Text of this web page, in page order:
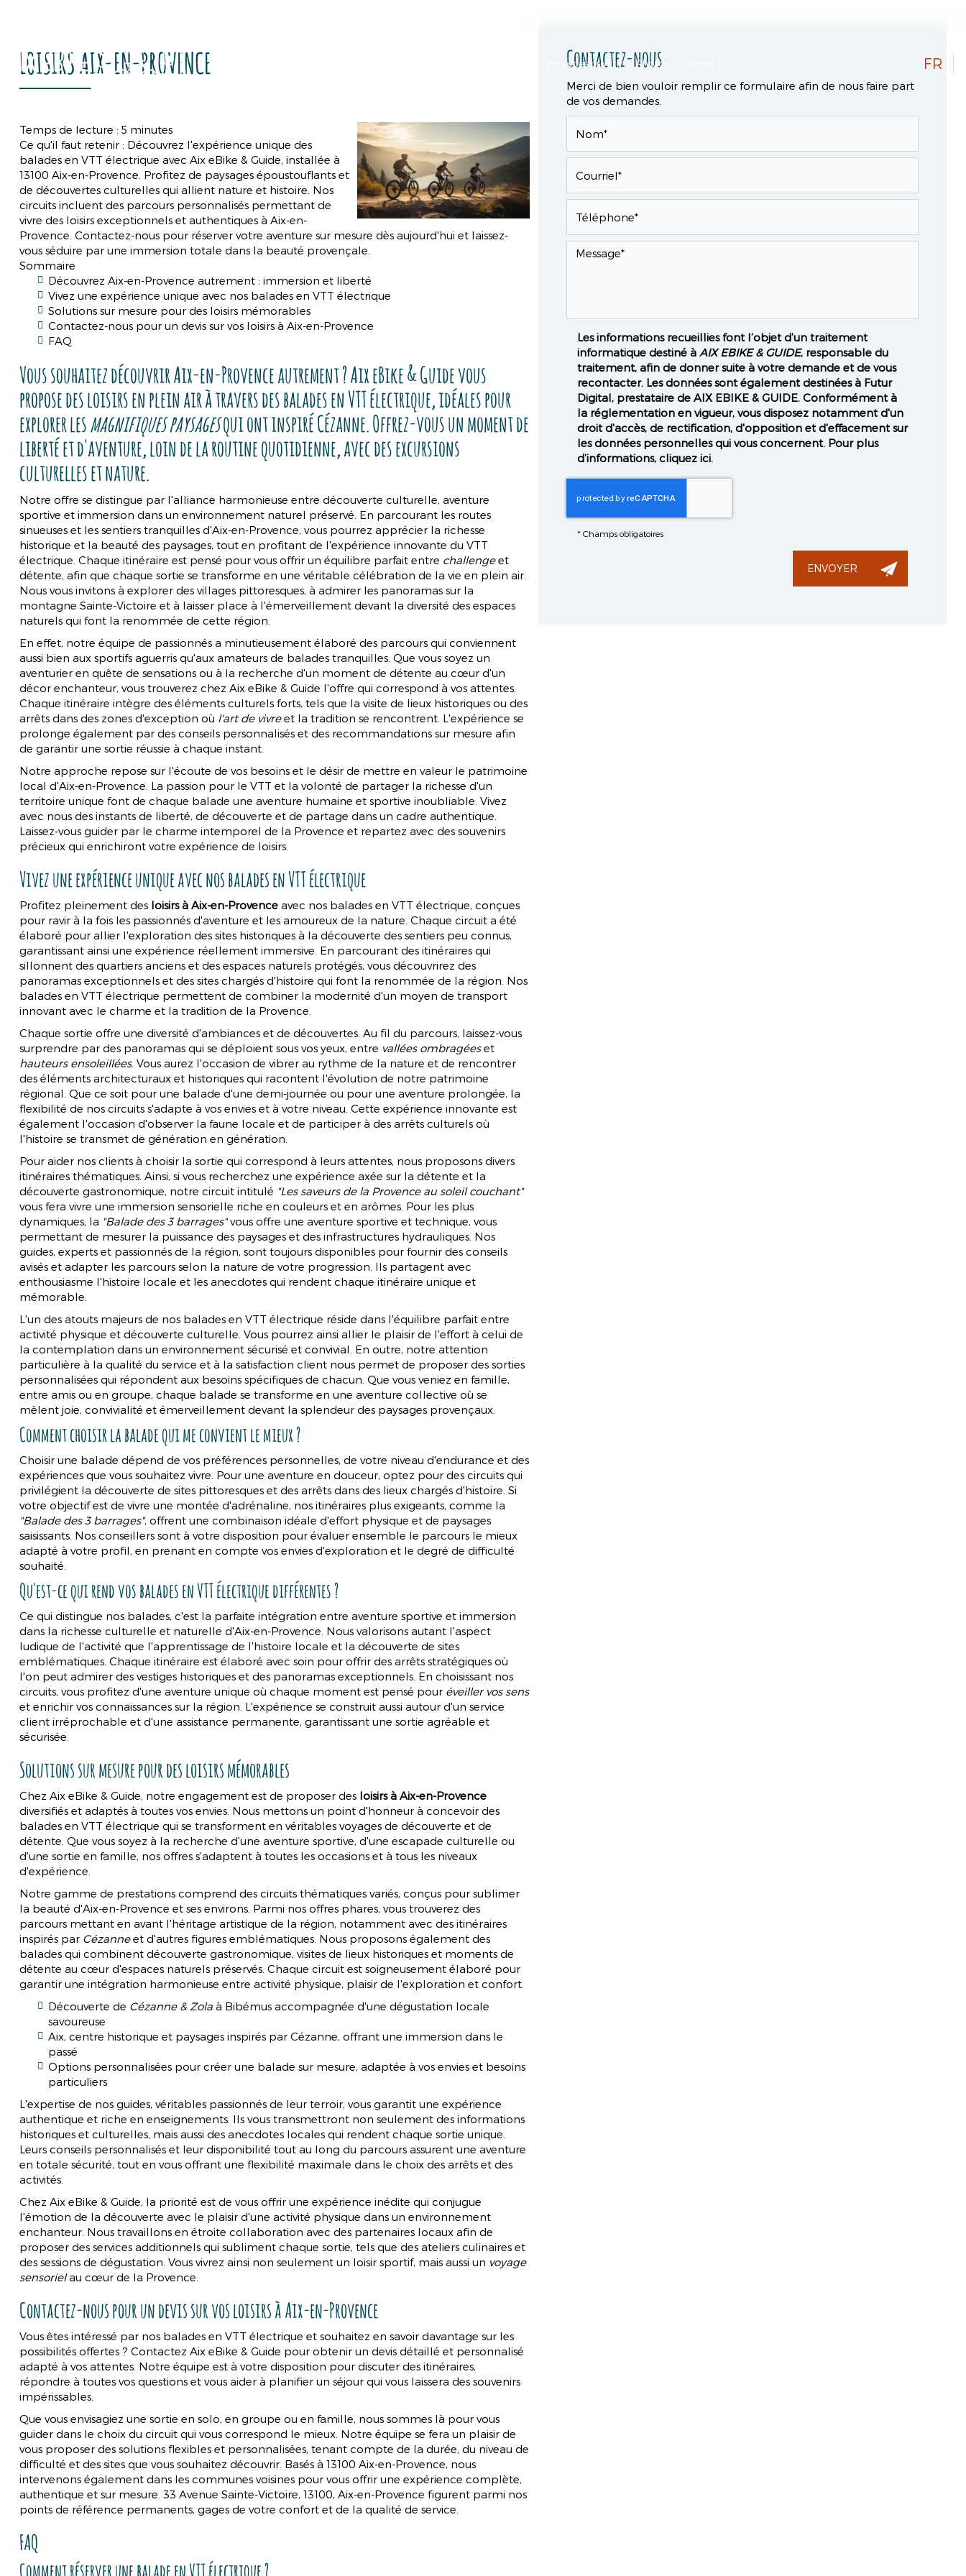
Aix
En accès privatif Photos FR
Loisirs Aix-en-Provence
RÉSERVER EN ACCÈS LIBRE BALADES EN ACCÈS PRIVATIF APPELEZ-MOI
LOISIRS AIX-EN-PROVENCE
Temps de lecture : 5 minutes
Ce qu'il faut retenir : Découvrez l'expérience unique des
balades en VTT électrique avec Aix eBike & Guide, installée à
13100 Aix-en-Provence. Profitez de paysages époustouflants et
de découvertes culturelles qui allient nature et histoire. Nos
circuits incluent des parcours personnalisés permettant de
vivre des loisirs exceptionnels et authentiques à Aix-en-
Provence. Contactez-nous pour réserver votre aventure sur mesure dès aujourd'hui et laissez-
vous séduire par une immersion totale dans la beauté provençale.
Sommaire
Découvrez Aix-en-Provence autrement : immersion et liberté
Vivez une expérience unique avec nos balades en VTT électrique
Solutions sur mesure pour des loisirs mémorables
Contactez-nous pour un devis sur vos loisirs à Aix-en-Provence
FAQ
Vous souhaitez découvrir Aix-en-Provence autrement ? Aix eBike & Guide vous
propose desloisirsen plein air à travers des balades en VTT électrique, idéales pour
explorer lesmagnifiques paysagesqui ont inspiré Cézanne. Offrez-vous un moment de
liberté et d'aventure, loin de la routine quotidienne, avec des excursions
culturelles et nature.
Notre offre se distingue par l'alliance harmonieuse entre découverte culturelle, aventure
sportive et immersion dans un environnement naturel préservé. En parcourant les routes
sinueuses et les sentiers tranquilles d'Aix-en-Provence, vous pourrez apprécier la richesse
historique et la beauté des paysages, tout en profitant de l'expérience innovante du VTT
électrique. Chaque itinéraire est pensé pour vous offrir un équilibre parfait entre challengeet
détente, afin que chaque sortie se transforme en une véritable célébration de la vie en plein air.
Nous vous invitons à explorer des villages pittoresques, à admirer les panoramas sur la
montagne Sainte-Victoire et à laisser place à l'émerveillement devant la diversité des espaces
naturels qui font la renommée de cette région.
En effet, notre équipe de passionnés a minutieusement élaboré des parcours qui conviennent
aussi bien aux sportifs aguerris qu'aux amateurs de balades tranquilles. Que vous soyez un
aventurier en quête de sensations ou à la recherche d'un moment de détente au cœur d'un
décor enchanteur, vous trouverez chez Aix eBike & Guide l'offre qui correspond à vos attentes.
Chaque itinéraire intègre des éléments culturels forts, tels que la visite de lieux historiques ou des
arrêts dans des zones d'exception où l'art de vivreet la tradition se rencontrent. L'expérience se
prolonge également par des conseils personnalisés et des recommandations sur mesure afin
de garantir une sortie réussie à chaque instant.
Notre approche repose sur l'écoute de vos besoins et le désir de mettre en valeur le patrimoine
local d'Aix-en-Provence. La passion pour le VTT et la volonté de partager la richesse d'un
territoire unique font de chaque balade une aventure humaine et sportive inoubliable. Vivez
avec nous des instants de liberté, de découverte et de partage dans un cadre authentique.
Laissez-vous guider par le charme intemporel de la Provence et repartez avec des souvenirs
précieux qui enrichiront votre expérience de loisirs.
Vivez une expérience unique avec nos balades en VTT électrique
Profitez pleinement des loisirs à Aix-en-Provenceavec nos balades en VTT électrique, conçues
pour ravir à la fois les passionnés d'aventure et les amoureux de la nature. Chaque circuit a été
élaboré pour allier l'exploration des sites historiques à la découverte des sentiers peu connus,
garantissant ainsi une expérience réellement immersive. En parcourant des itinéraires qui
sillonnent des quartiers anciens et des espaces naturels protégés, vous découvrirez des
panoramas exceptionnels et des sites chargés d'histoire qui font la renommée de la région. Nos
balades en VTT électrique permettent de combiner la modernité d'un moyen de transport
innovant avec le charme et la tradition de la Provence.
Chaque sortie offre une diversité d'ambiances et de découvertes. Au fil du parcours, laissez-vous
surprendre par des panoramas qui se déploient sous vos yeux, entre vallées ombragéeset
hauteurs ensoleillées. Vous aurez l'occasion de vibrer au rythme de la nature et de rencontrer
des éléments architecturaux et historiques qui racontent l'évolution de notre patrimoine
régional. Que ce soit pour une balade d'une demi-journée ou pour une aventure prolongée, la
flexibilité de nos circuits s'adapte à vos envies et à votre niveau. Cette expérience innovante est
également l'occasion d'observer la faune locale et de participer à des arrêts culturels où
l'histoire se transmet de génération en génération.
Pour aider nos clients à choisir la sortie qui correspond à leurs attentes, nous proposons divers
itinéraires thématiques. Ainsi, si vous recherchez une expérience axée sur la détente et la
découverte gastronomique, notre circuit intitulé "Les saveurs de la Provence au soleil couchant"
vous fera vivre une immersion sensorielle riche en couleurs et en arômes. Pour les plus
dynamiques, la "Balade des 3 barrages"vous offre une aventure sportive et technique, vous
permettant de mesurer la puissance des paysages et des infrastructures hydrauliques. Nos
guides, experts et passionnés de la région, sont toujours disponibles pour fournir des conseils
avisés et adapter les parcours selon la nature de votre progression. Ils partagent avec
enthousiasme l'histoire locale et les anecdotes qui rendent chaque itinéraire unique et
mémorable.
L'un des atouts majeurs de nos balades en VTT électrique réside dans l'équilibre parfait entre
activité physique et découverte culturelle. Vous pourrez ainsi allier le plaisir de l'effort à celui de
la contemplation dans un environnement sécurisé et convivial. En outre, notre attention
particulière à la qualité du service et à la satisfaction client nous permet de proposer des sorties
personnalisées qui répondent aux besoins spécifiques de chacun. Que vous veniez en famille,
entre amis ou en groupe, chaque balade se transforme en une aventure collective où se
mêlent joie, convivialité et émerveillement devant la splendeur des paysages provençaux.
Comment choisir la balade qui me convient le mieux ?
Choisir une balade dépend de vos préférences personnelles, de votre niveau d'endurance et des
expériences que vous souhaitez vivre. Pour une aventure en douceur, optez pour des circuits qui
privilégient la découverte de sites pittoresques et des arrêts dans des lieux chargés d'histoire. Si
votre objectif est de vivre une montée d'adrénaline, nos itinéraires plus exigeants, comme la
"Balade des 3 barrages", offrent une combinaison idéale d'effort physique et de paysages
saisissants. Nos conseillers sont à votre disposition pour évaluer ensemble le parcours le mieux
adapté à votre profil, en prenant en compte vos envies d'exploration et le degré de difficulté
souhaité.
Qu'est-ce qui rend vos balades en VTT électrique différentes ?
Ce qui distingue nos balades, c'est la parfaite intégration entre aventure sportive et immersion
dans la richesse culturelle et naturelle d'Aix-en-Provence. Nous valorisons autant l'aspect
ludique de l'activité que l'apprentissage de l'histoire locale et la découverte de sites
emblématiques. Chaque itinéraire est élaboré avec soin pour offrir des arrêts stratégiques où
l'on peut admirer des vestiges historiques et des panoramas exceptionnels. En choisissant nos
circuits, vous profitez d'une aventure unique où chaque moment est pensé pour éveiller vos sens
et enrichir vos connaissances sur la région. L'expérience se construit aussi autour d'un service
client irréprochable et d'une assistance permanente, garantissant une sortie agréable et
sécurisée.
Solutions sur mesure pour des loisirs mémorables
Chez Aix eBike & Guide, notre engagement est de proposer des loisirs à Aix-en-Provence
diversifiés et adaptés à toutes vos envies. Nous mettons un point d'honneur à concevoir des
balades en VTT électrique qui se transforment en véritables voyages de découverte et de
détente. Que vous soyez à la recherche d'une aventure sportive, d'une escapade culturelle ou
d'une sortie en famille, nos offres s'adaptent à toutes les occasions et à tous les niveaux
d'expérience.
Notre gamme de prestations comprend des circuits thématiques variés, conçus pour sublimer
la beauté d'Aix-en-Provence et ses environs. Parmi nos offres phares, vous trouverez des
parcours mettant en avant l'héritage artistique de la région, notamment avec des itinéraires
inspirés par Cézanneet d'autres figures emblématiques. Nous proposons également des
balades qui combinent découverte gastronomique, visites de lieux historiques et moments de
détente au cœur d'espaces naturels préservés. Chaque circuit est soigneusement élaboré pour
garantir une intégration harmonieuse entre activité physique, plaisir de l'exploration et confort.
Découverte de Cézanne & Zolaà Bibémus accompagnée d'une dégustation locale
savoureuse
Aix, centre historique et paysages inspirés par Cézanne, offrant une immersion dans le
passé
Options personnalisées pour créer une balade sur mesure, adaptée à vos envies et besoins
particuliers
L'expertise de nos guides, véritables passionnés de leur terroir, vous garantit une expérience
authentique et riche en enseignements. Ils vous transmettront non seulement des informations
historiques et culturelles, mais aussi des anecdotes locales qui rendent chaque sortie unique.
Leurs conseils personnalisés et leur disponibilité tout au long du parcours assurent une aventure
en totale sécurité, tout en vous offrant une flexibilité maximale dans le choix des arrêts et des
activités.
Chez Aix eBike & Guide, la priorité est de vous offrir une expérience inédite qui conjugue
l'émotion de la découverte avec le plaisir d'une activité physique dans un environnement
enchanteur. Nous travaillons en étroite collaboration avec des partenaires locaux afin de
proposer des services additionnels qui subliment chaque sortie, tels que des ateliers culinaires et
des sessions de dégustation. Vous vivrez ainsi non seulement un loisir sportif, mais aussi un voyage
sensorielau cœur de la Provence.
Contactez-nous pour un devis sur vos loisirs à Aix-en-Provence
Vous êtes intéressé par nos balades en VTT électrique et souhaitez en savoir davantage sur les
possibilités offertes ? Contactez Aix eBike & Guide pour obtenir un devis détaillé et personnalisé
adapté à vos attentes. Notre équipe est à votre disposition pour discuter des itinéraires,
répondre à toutes vos questions et vous aider à planifier un séjour qui vous laissera des souvenirs
impérissables.
Que vous envisagiez une sortie en solo, en groupe ou en famille, nous sommes là pour vous
guider dans le choix du circuit qui vous correspond le mieux. Notre équipe se fera un plaisir de
vous proposer des solutions flexibles et personnalisées, tenant compte de la durée, du niveau de
difficulté et des sites que vous souhaitez découvrir. Basés à 13100 Aix-en-Provence, nous
intervenons également dans les communes voisines pour vous offrir une expérience complète,
authentique et sur mesure. 33 Avenue Sainte-Victoire, 13100, Aix-en-Provence figurent parmi nos
points de référence permanents, gages de votre confort et de la qualité de service.
FAQ
Comment réserver une balade en VTT électrique ?
Contactez-nous
Merci de bien vouloir remplir ce formulaire afin de nous faire part
de vos demandes.
Les informations recueillies font l’objet d’un traitement
informatique destiné à AIX EBIKE & GUIDE, responsable du
traitement, afin de donner suite à votre demande et de vous
recontacter. Les données sont également destinées à Futur
Digital, prestataire de AIX EBIKE & GUIDE. Conformément à
la réglementation en vigueur, vous disposez notamment d'un
droit d'accès, de rectification, d'opposition et d'effacement sur
les données personnelles qui vous concernent. Pour plus
d’informations, cliquezici.
*Champs obligatoires